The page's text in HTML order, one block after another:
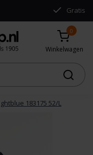
Gratis verzending
0
Winkelwagen
183175 52/L